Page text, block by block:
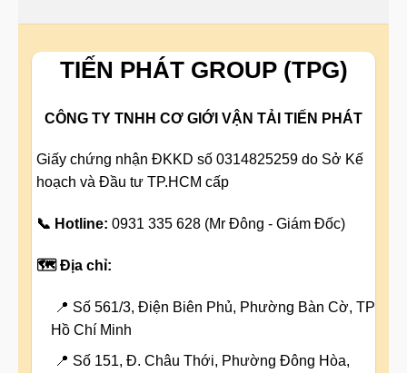
TIẾN PHÁT GROUP (TPG)
CÔNG TY TNHH CƠ GIỚI VẬN TẢI TIẾN PHÁT
Giấy chứng nhận ĐKKD số 0314825259 do Sở Kế
hoạch và Đầu tư TP.HCM cấp
📞 Hotline: 0931 335 628 (Mr Đông - Giám Đốc)
🗺️ Địa chỉ:
📍 Số 561/3, Điện Biên Phủ, Phường Bàn Cờ, TP
Hồ Chí Minh
📍 Số 151, Đ. Châu Thới, Phường Đông Hòa,